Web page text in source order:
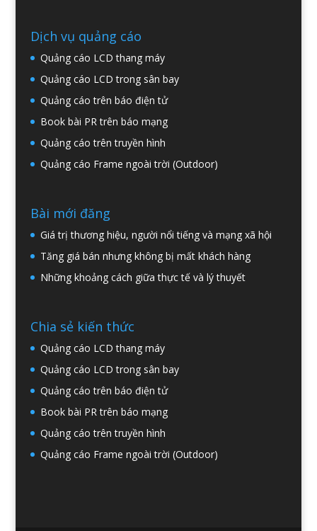
Dịch vụ quảng cáo
Quảng cáo LCD thang máy
Quảng cáo LCD trong sân bay
Quảng cáo trên báo điện tử
Book bài PR trên báo mạng
Quảng cáo trên truyền hình
Quảng cáo Frame ngoài trời (Outdoor)
Bài mới đăng
Giá trị thương hiệu, người nổi tiếng và mạng xã hội
Tăng giá bán nhưng không bị mất khách hàng
Những khoảng cách giữa thực tế và lý thuyết
Chia sẻ kiến thức
Quảng cáo LCD thang máy
Quảng cáo LCD trong sân bay
Quảng cáo trên báo điện tử
Book bài PR trên báo mạng
Quảng cáo trên truyền hình
Quảng cáo Frame ngoài trời (Outdoor)